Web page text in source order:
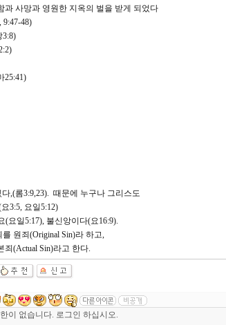
사망과 영원한 지옥의 벌을 받게 되었다
48)
3:8)
25:41)
,(롬3:9,23). 때문에 누구나 그리스도
3:5, 요일5:12)
(요일5:17), 불신앙이다(요16:9).
원죄(Original Sin)라 하고,
(Actual Sin)라고 한다.